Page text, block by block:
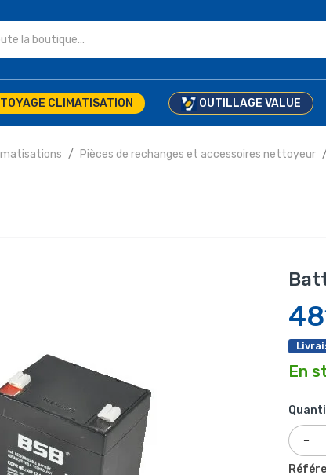
CLIMATISATION OUTILLAGE VALUE
Pièces de rechanges et accessoires nettoyeur
48
En